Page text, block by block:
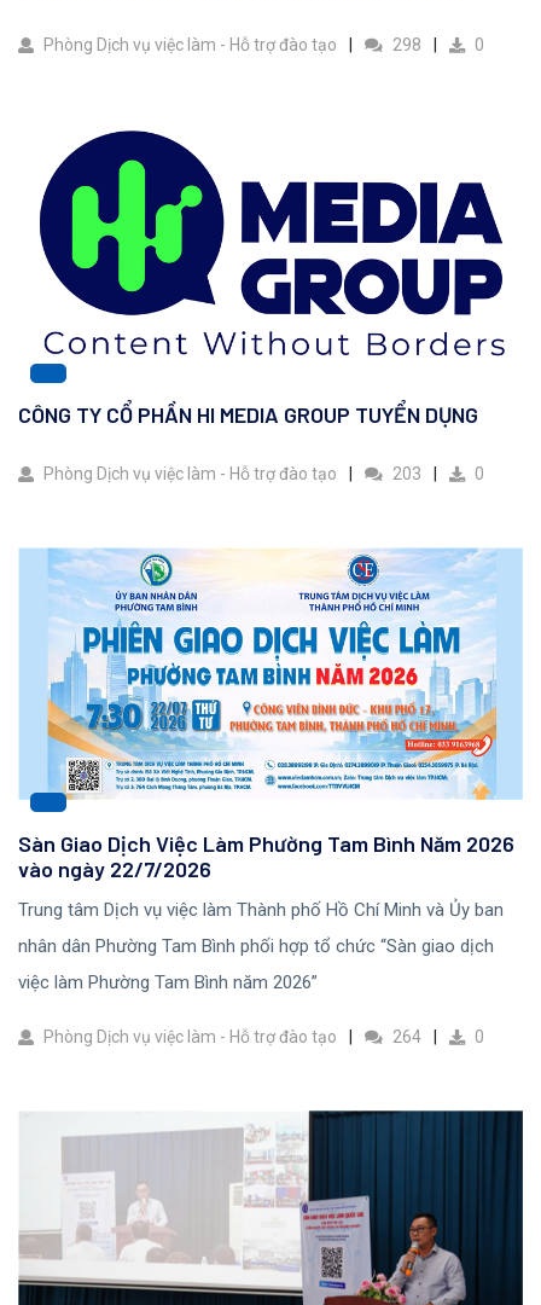
Phòng Dịch vụ việc làm - Hỗ trợ đào tạo 298 0
CÔNG TY CỔ PHẦN HI MEDIA GROUP TUYỂN DỤNG
Phòng Dịch vụ việc làm - Hỗ trợ đào tạo 203 0
Sàn Giao Dịch Việc Làm Phường Tam Bình Năm 2026
vào ngày 22/7/2026
Trung tâm Dịch vụ việc làm Thành phố Hồ Chí Minh và Ủy ban
nhân dân Phường Tam Bình phối hợp tổ chức “Sàn giao dịch
việc làm Phường Tam Bình năm 2026”
Phòng Dịch vụ việc làm - Hỗ trợ đào tạo 264 0